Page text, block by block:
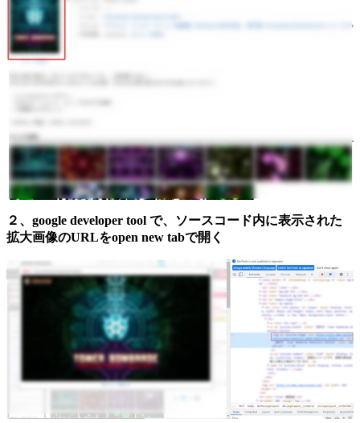
２、google developer tool で、ソースコード内に表示された
拡大画像のURLをopen new tabで開く